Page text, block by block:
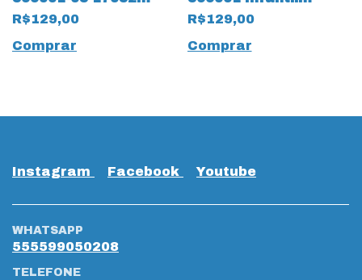
Preto
R$129,00
Comprar
Atoalhada 16983
Rose
R$129,00
Comprar
Instagram Facebook Youtube
WHATSAPP
555599050208
TELEFONE